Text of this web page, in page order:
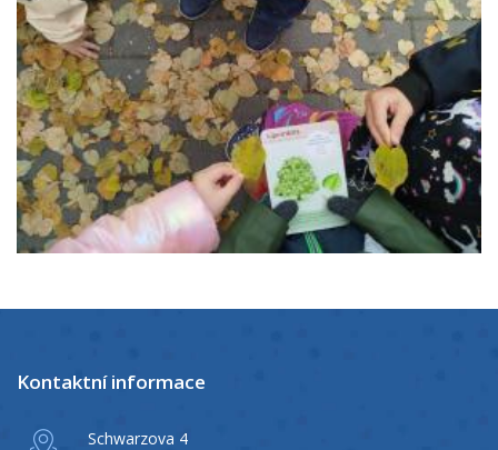
Kontaktní informace
Schwarzova 4